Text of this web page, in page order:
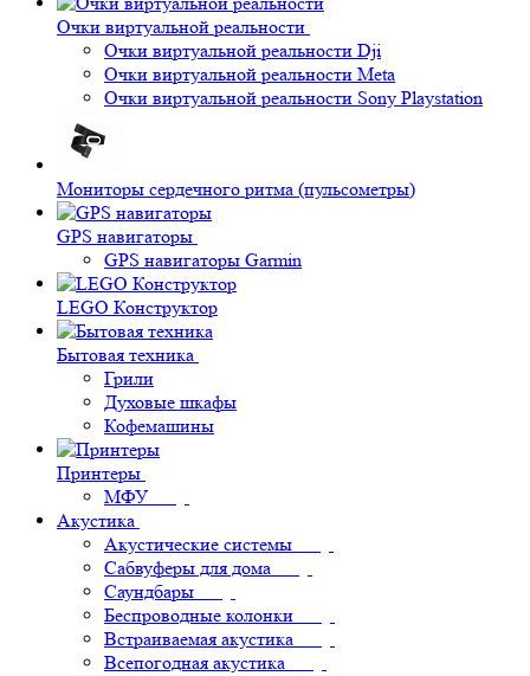
Очки виртуальной реальности
Очки виртуальной реальности Dji
Очки виртуальной реальности Meta
Очки виртуальной реальности Sony Playstation
Мониторы сердечного ритма (пульсометры)
GPS навигаторы
GPS навигаторы Garmin
LEGO Конструктор
Бытовая техника
Грили
Духовые шкафы
Кофемашины
Принтеры
МФУ
Акустика
Акустические системы
Сабвуферы для дома
Саундбары
Беспроводные колонки
Встраиваемая акустика
Всепогодная акустика